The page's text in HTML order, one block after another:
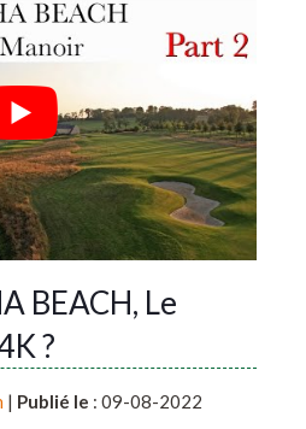
BEACH, Le
?
| Publié le : 09-08-2022